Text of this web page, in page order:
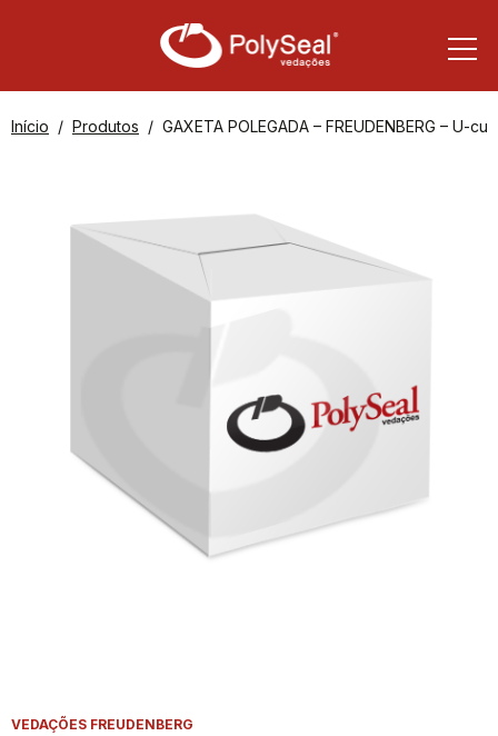
Início Produtos GAXETA POLEGADA – FREUDENBERG – U-
VEDAÇÕES FREUDENBERG